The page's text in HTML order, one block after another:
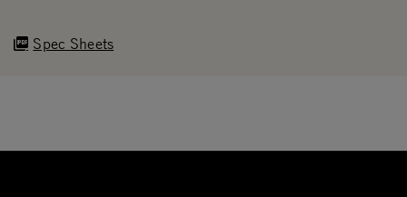
Spec Sheets